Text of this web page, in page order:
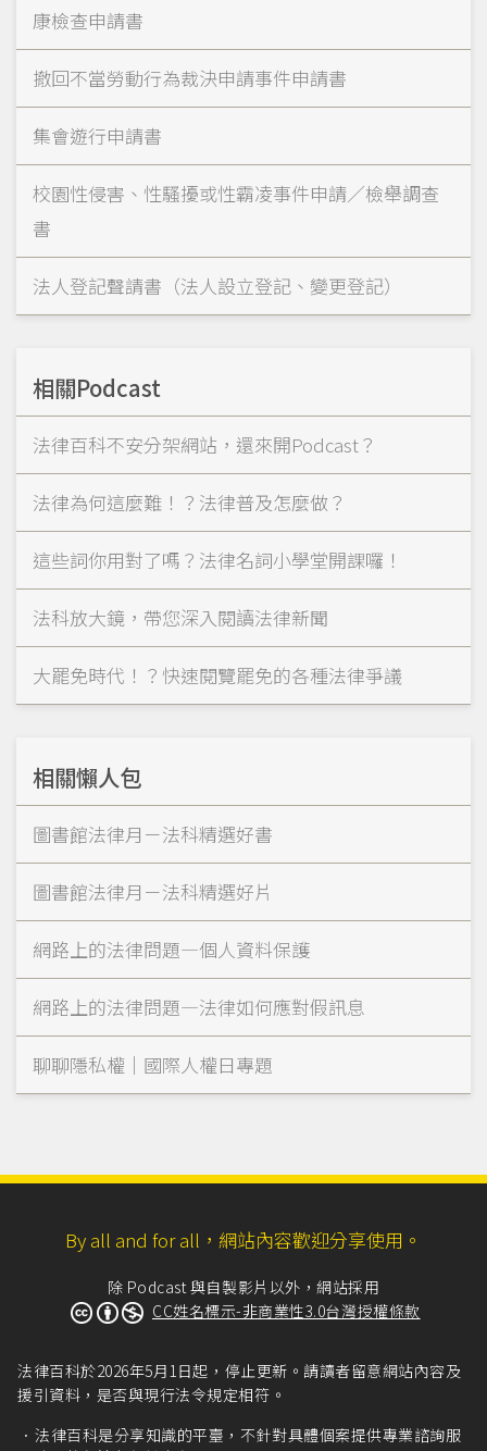
康檢查申請書
撤回不當勞動行為裁決申請事件申請書
集會遊行申請書
校園性侵害、性騷擾或性霸凌事件申請／檢舉調查
書
法人登記聲請書（法人設立登記、變更登記）
相關Podcast
法律百科不安分架網站，還來開Podcast？
法律為何這麼難！？法律普及怎麼做？
這些詞你用對了嗎？法律名詞小學堂開課囉！
法科放大鏡，帶您深入閱讀法律新聞
大罷免時代！？快速閱覽罷免的各種法律爭議
相關懶人包
圖書館法律月－法科精選好書
圖書館法律月－法科精選好片
網路上的法律問題—個人資料保護
網路上的法律問題—法律如何應對假訊息
聊聊隱私權｜國際人權日專題
By all and for all，網站內容歡迎分享使用。
除 Podcast 與自製影片以外，網站採用
CC姓名標示-非商業性3.0台灣授權條款
法律百科於2026年5月1日起，停止更新。請讀者留意網站內容及
援引資料，是否與現行法令規定相符。
法律百科是分享知識的平臺，不針對具體個案提供專業諮詢服